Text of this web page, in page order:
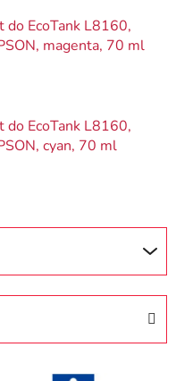
EcoTank L8160,
magenta, 70 ml
EcoTank L8160,
cyan, 70 ml